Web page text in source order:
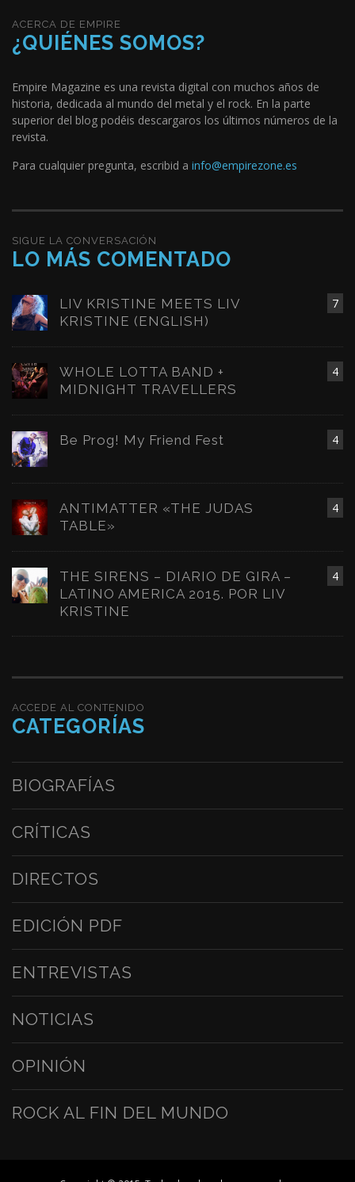
ACERCA DE EMPIRE
¿QUIÉNES SOMOS?
Empire Magazine es una revista digital con muchos años de
historia, dedicada al mundo del metal y el rock. En la parte
superior del blog podéis descargaros los últimos números de la
revista.
Para cualquier pregunta, escribid a info@empirezone.es
SIGUE LA CONVERSACIÓN
LO MÁS COMENTADO
7
LIV KRISTINE MEETS LIV
KRISTINE (ENGLISH)
4
WHOLE LOTTA BAND +
MIDNIGHT TRAVELLERS
4
Be Prog! My Friend Fest
4
ANTIMATTER «THE JUDAS
TABLE»
4
THE SIRENS – DIARIO DE GIRA –
LATINO AMERICA 2015. POR LIV
KRISTINE
ACCEDE AL CONTENIDO
CATEGORÍAS
BIOGRAFÍAS
CRÍTICAS
DIRECTOS
EDICIÓN PDF
ENTREVISTAS
NOTICIAS
OPINIÓN
ROCK AL FIN DEL MUNDO